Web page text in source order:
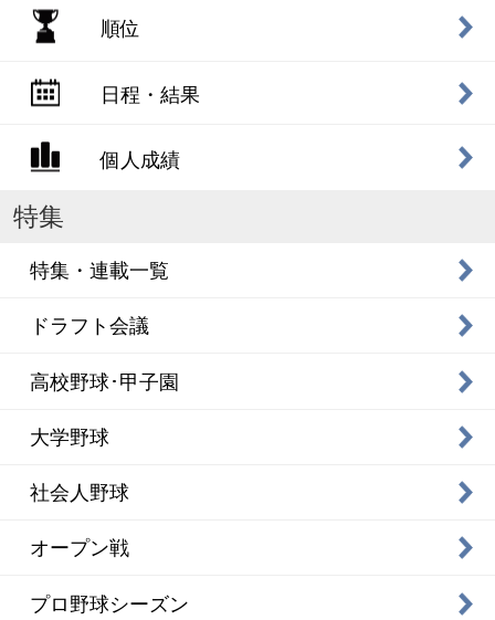
順位
日程・結果
個人成績
特集
特集・連載一覧
ドラフト会議
高校野球･甲子園
大学野球
社会人野球
オープン戦
プロ野球シーズン